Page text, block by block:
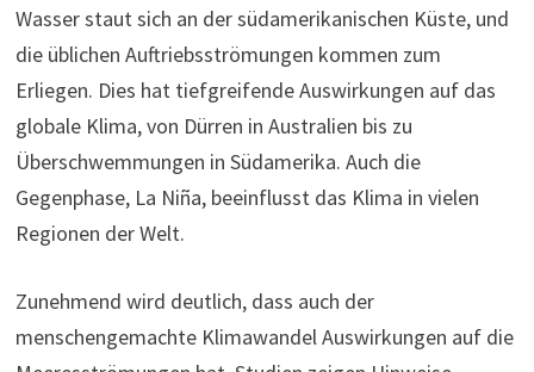
Wasser staut sich an der südamerikanischen Küste, und
die üblichen Auftriebsströmungen kommen zum
Erliegen. Dies hat tiefgreifende Auswirkungen auf das
globale Klima, von Dürren in Australien bis zu
Überschwemmungen in Südamerika. Auch die
Gegenphase, La Niña, beeinflusst das Klima in vielen
Regionen der Welt.
Zunehmend wird deutlich, dass auch der
menschengemachte Klimawandel Auswirkungen auf die